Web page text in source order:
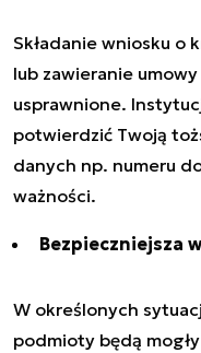
Składanie wniosku o
lub zawieranie
usprawnione.
potwierdzić Twoją
danych np. numeru
ważności.
Bezpieczniejsza
W określonych
podmioty będą